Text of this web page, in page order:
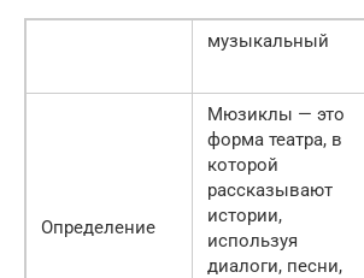
музыкальный
Определение
Мюзиклы — это
форма театра, в
которой
рассказывают
истории,
используя
диалоги, песни,